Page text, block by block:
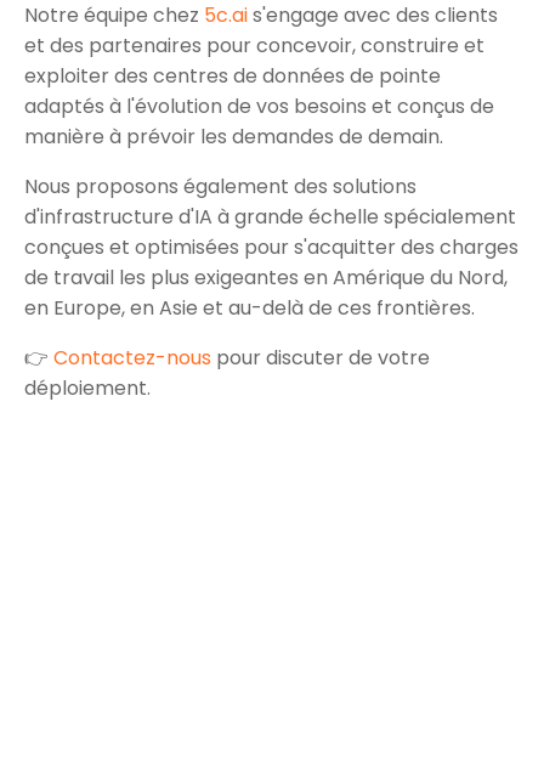
Notre équipe chez 5c.ais'engage avec des clients
et des partenaires pour concevoir, construire et
exploiter des centres de données de pointe
adaptés à l'évolution de vos besoins et conçus de
manière à prévoir les demandes de demain.
Nous proposons également des solutions
d'infrastructure d'IA à grande échelle spécialement
conçues et optimisées pour s'acquitter des charges
de travail les plus exigeantes en Amérique du Nord,
en Europe, en Asie et au-delà de ces frontières.
👉 Contactez-nous pour discuter de votre
déploiement.